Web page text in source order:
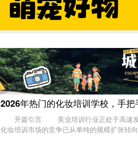
2026年热门的化妆培训学校，手
开篇引言 美业培训行业正处于高速发
化妆培训市场的竞争已从单纯的规模扩张转